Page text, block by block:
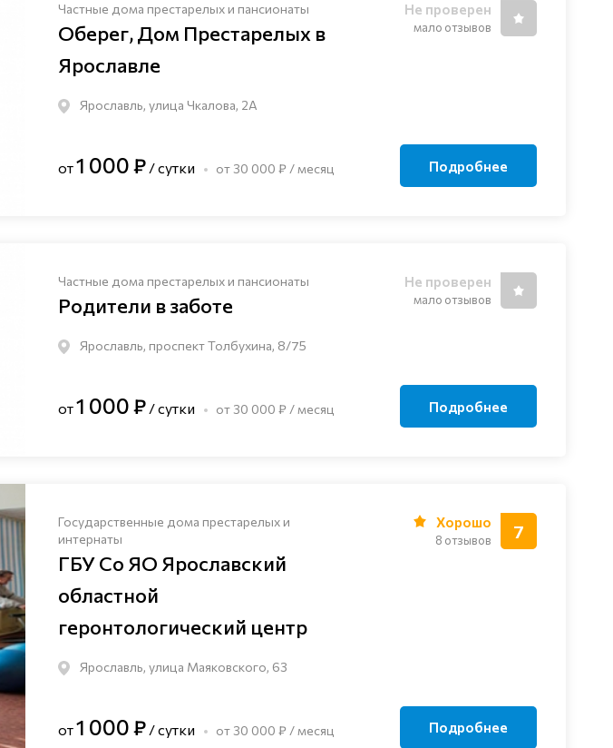
Частные дома престарелых и пансионаты
Оберег, Дом Престарелых в
Ярославле
Ярославль, улица Чкалова, 2А
Не проверен
мало отзывов
от1 000 ₽ / сутки от 30 000 ₽ / месяц Подробнее
Частные дома престарелых и пансионаты
Родители в заботе
Ярославль, проспект Толбухина, 8/75
Не проверен
мало отзывов
от1 000 ₽ / сутки от 30 000 ₽ / месяц Подробнее
Государственные дома престарелых и
интернаты
ГБУ Со ЯО Ярославский
областной
геронтологический центр
Ярославль, улица Маяковского, 63
7
Хорошо
8 отзывов
от1 000 ₽ / сутки от 30 000 ₽ / месяц Подробнее